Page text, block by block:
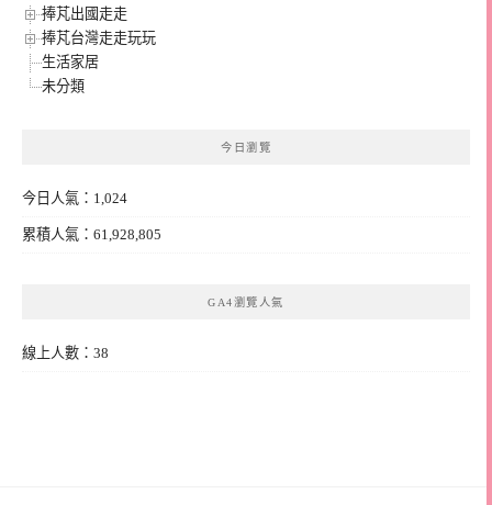
捧芃出國走走
捧芃台灣走走玩玩
生活家居
未分類
今日瀏覽
今日人氣：1,024
累積人氣：61,928,805
GA4瀏覽人氣
線上人數：38